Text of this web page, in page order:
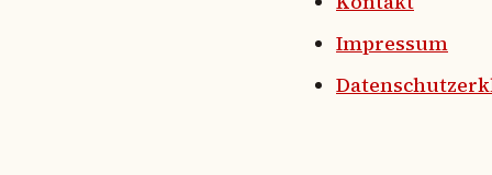
Impressum